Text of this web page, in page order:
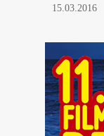
15.03.2016